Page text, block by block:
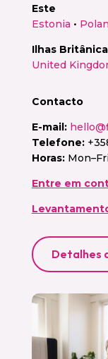
Este
Estonia •
Ilhas
United
Contacto
E-mail:
Telefone:
Horas:
Entre em
Detalhes